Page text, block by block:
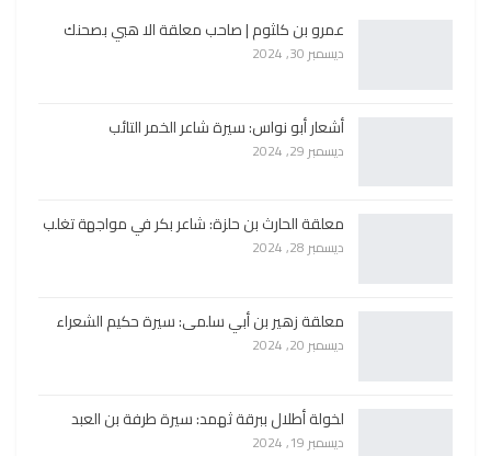
عمرو بن كلثوم | صاحب معلقة الا هبي بصحنك
ديسمبر 30, 2024
أشعار أبو نواس: سيرة شاعر الخمر التائب
ديسمبر 29, 2024
معلقة الحارث بن حلزة: شاعر بكر في مواجهة تغلب
ديسمبر 28, 2024
معلقة زهير بن أبي سلمى: سيرة حكيم الشعراء
ديسمبر 20, 2024
لخولة أطلال ببرقة ثهمد: سيرة طرفة بن العبد
ديسمبر 19, 2024